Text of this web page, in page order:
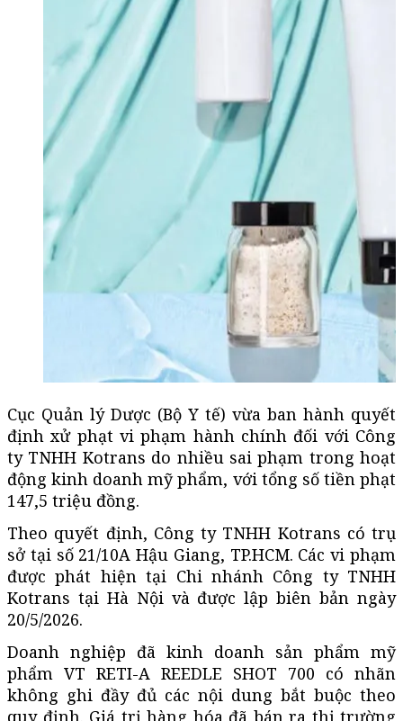
Cục Quản lý Dược (Bộ Y tế) vừa ban hành quyết
định xử phạt vi phạm hành chính đối với Công
ty TNHH Kotrans do nhiều sai phạm trong hoạt
động kinh doanh mỹ phẩm, với tổng số tiền phạt
147,5 triệu đồng.
Theo quyết định, Công ty TNHH Kotrans có trụ
sở tại số 21/10A Hậu Giang, TP.HCM. Các vi phạm
được phát hiện tại Chi nhánh Công ty TNHH
Kotrans tại Hà Nội và được lập biên bản ngày
20/5/2026.
Doanh nghiệp đã kinh doanh sản phẩm mỹ
phẩm VT RETI-A REEDLE SHOT 700 có nhãn
không ghi đầy đủ các nội dung bắt buộc theo
quy định. Giá trị hàng hóa đã bán ra thị trường